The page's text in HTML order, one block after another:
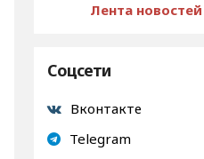
Лента новостей
Соцсети
Вконтакте
Telegram